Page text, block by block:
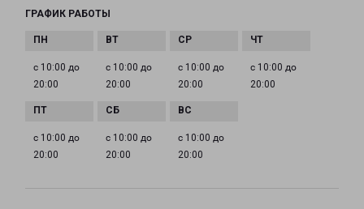
ГРАФИК РАБОТЫ
с 10:00 до
20:00
с 10:00 до
20:00
с 10:00 до
20:00
с 10:00 до
20:00
с 10:00 до
20:00
с 10:00 до
20:00
с 10:00 до
20:00